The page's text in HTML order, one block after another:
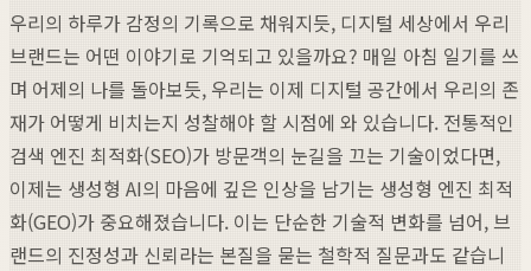
우리의 하루가 감정의 기록으로 채워지듯, 디지털 세상에서 우리
브랜드는 어떤 이야기로 기억되고 있을까요? 매일 아침 일기를 쓰
며 어제의 나를 돌아보듯, 우리는 이제 디지털 공간에서 우리의 존
재가 어떻게 비치는지 성찰해야 할 시점에 와 있습니다. 전통적인
검색 엔진 최적화(SEO)가 방문객의 눈길을 끄는 기술이었다면,
이제는 생성형 AI의 마음에 깊은 인상을 남기는 생성형 엔진 최적
화(GEO)가 중요해졌습니다. 이는 단순한 기술적 변화를 넘어, 브
랜드의 진정성과 신뢰라는 본질을 묻는 철학적 질문과도 같습니